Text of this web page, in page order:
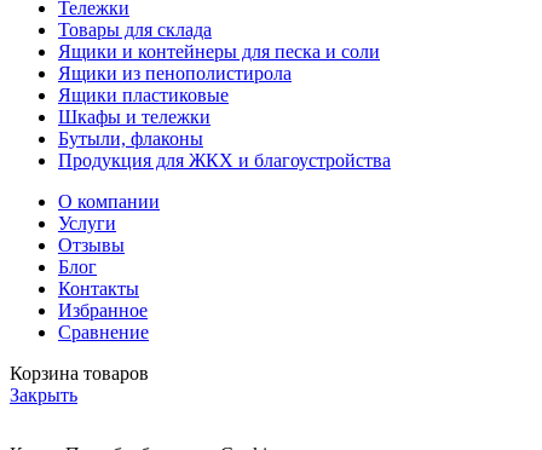
Тележки
Товары для склада
Ящики и контейнеры для песка и соли
Ящики из пенополистирола
Ящики пластиковые
Шкафы и тележки
Бутыли, флаконы
Продукция для ЖКХ и благоустройства
О компании
Услуги
Отзывы
Блог
Контакты
Избранное
Сравнение
Корзина товаров
Закрыть